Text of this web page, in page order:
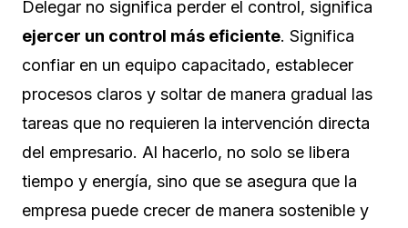
Delegar no significa perder el control, significa
ejercer un control más eficiente. Significa
confiar en un equipo capacitado, establecer
procesos claros y soltar de manera gradual las
tareas que no requieren la intervención directa
del empresario. Al hacerlo, no solo se libera
tiempo y energía, sino que se asegura que la
empresa puede crecer de manera sostenible y